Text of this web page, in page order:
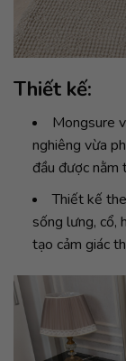
Thiết kế:
Mongsure
nghiêng vừa
đầu được nằm
Thiết kế
sống lưng, cổ,
tạo cảm giác